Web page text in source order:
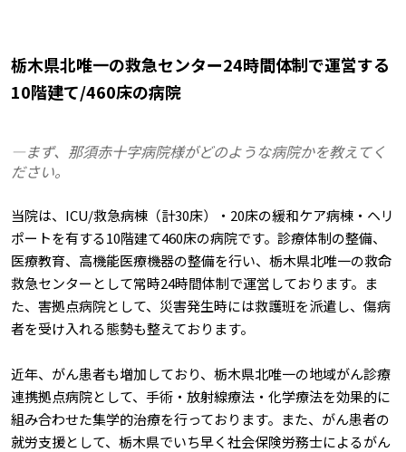
栃木県北唯一の救急センター24時間体制で運営する
10階建て/460床の病院
―まず、那須赤十字病院様がどのような病院かを教えてく
ださい。
当院は、ICU/救急病棟（計30床）・20床の緩和ケア病棟・ヘリ
ポートを有する10階建て460床の病院です。診療体制の整備、
医療教育、高機能医療機器の整備を行い、栃木県北唯一の救命
救急センターとして常時24時間体制で運営しております。ま
た、害拠点病院として、災害発生時には救護班を派遣し、傷病
者を受け入れる態勢も整えております。
近年、がん患者も増加しており、栃木県北唯一の地域がん診療
連携拠点病院として、手術・放射線療法・化学療法を効果的に
組み合わせた集学的治療を行っております。また、がん患者の
就労支援として、栃木県でいち早く社会保険労務士によるがん